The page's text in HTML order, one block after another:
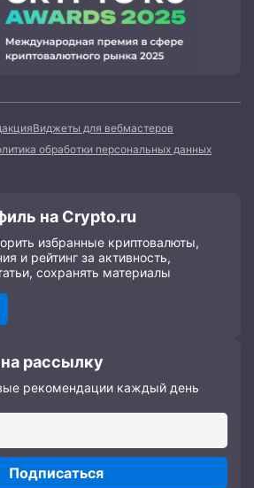
Виджеты для вебмастеров
обработки персональных данных
на Crypto.ru
избранные криптовалюты,
и рейтинг за активность,
сохранять материалы
рассылку
рекомендации каждый день
Подписаться